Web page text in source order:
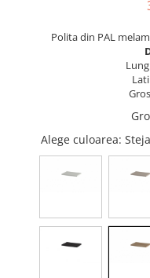
dressing
Sisteme pentru usi
Console si suporti polita
Accesorii pentru
Ambia-Line - Blum
Suruburi, coltare,
Polita din PAL
Alege culoarea: